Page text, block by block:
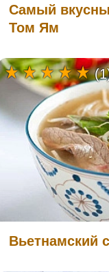
Самый
Том Ям
Вьетнамский